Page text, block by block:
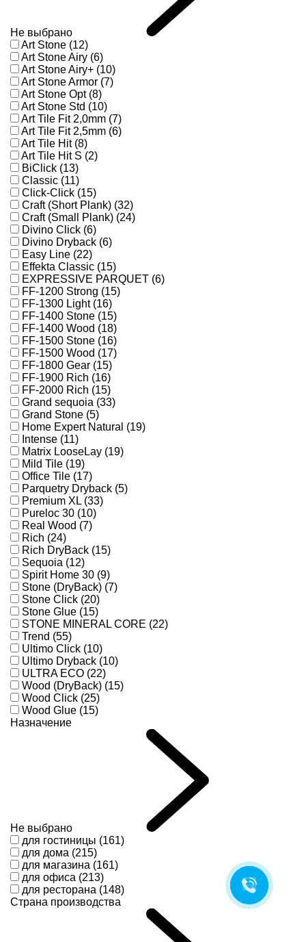
Не выбрано
Art Stone (12)
Art Stone Airy (6)
Art Stone Airy+ (10)
Art Stone Armor (7)
Art Stone Opt (8)
Art Stone Std (10)
Art Tile Fit 2,0mm (7)
Art Tile Fit 2,5mm (6)
Art Tile Hit (8)
Art Tile Hit S (2)
BiClick (13)
Classic (11)
Click-Click (15)
Craft (Short Plank) (32)
Craft (Small Plank) (24)
Divino Click (6)
Divino Dryback (6)
Easy Line (22)
Effekta Classic (15)
EXPRESSIVE PARQUET (6)
FF-1200 Strong (15)
FF-1300 Light (16)
FF-1400 Stone (15)
FF-1400 Wood (18)
FF-1500 Stone (16)
FF-1500 Wood (17)
FF-1800 Gear (15)
FF-1900 Rich (16)
FF-2000 Rich (15)
Grand sequoia (33)
Grand Stone (5)
Home Expert Natural (19)
Intense (11)
Matrix LooseLay (19)
Mild Tile (19)
Office Tile (17)
Parquetry Dryback (5)
Premium XL (33)
Pureloc 30 (10)
Real Wood (7)
Rich (24)
Rich DryBack (15)
Sequoia (12)
Spirit Home 30 (9)
Stone (DryBack) (7)
Stone Click (20)
Stone Glue (15)
STONE MINERAL CORE (22)
Trend (55)
Ultimo Click (10)
Ultimo Dryback (10)
ULTRA ECO (22)
Wood (DryBack) (15)
Wood Click (25)
Wood Glue (15)
Назначение
Не выбрано
для гостиницы (161)
для дома (215)
для магазина (161)
для офиса (213)
для ресторана (148)
Страна производства